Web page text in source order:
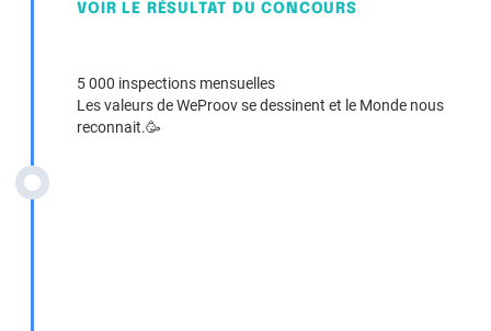
VOIR LE RÉSULTAT DU CONCOURS
5 000 inspections mensuelles
Les valeurs de WeProov se dessinent et le Monde nous
reconnait.🥳